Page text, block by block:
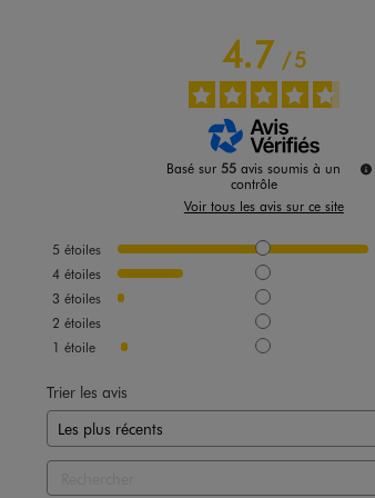
4.7/5
Basé sur55 avis soumis à un
contrôle
Voir tous les avis sur ce site
5 étoiles
4 étoiles
3 étoiles
2 étoiles
1 étoile
Trier les avis